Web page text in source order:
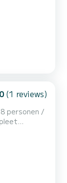
(1 reviews)
licht eiken